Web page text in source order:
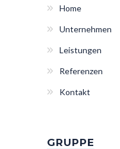
Home
Unternehmen
Leistungen
Referenzen
Kontakt
GRUPPE